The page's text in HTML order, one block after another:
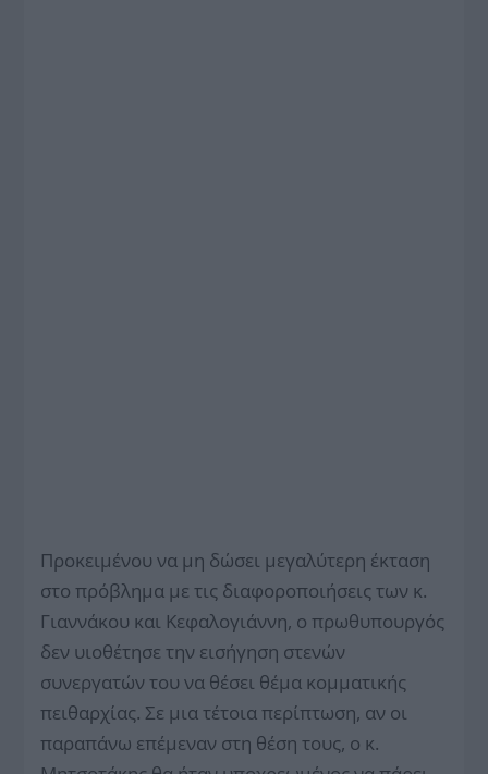
Προκειμένου να μη δώσει μεγαλύτερη έκταση
στο πρόβλημα με τις διαφοροποιήσεις των κ.
Γιαννάκου και Κεφαλογιάννη, ο πρωθυπουργός
δεν υιοθέτησε την εισήγηση στενών
συνεργατών του να θέσει θέμα κομματικής
πειθαρχίας. Σε μια τέτοια περίπτωση, αν οι
παραπάνω επέμεναν στη θέση τους, ο κ.